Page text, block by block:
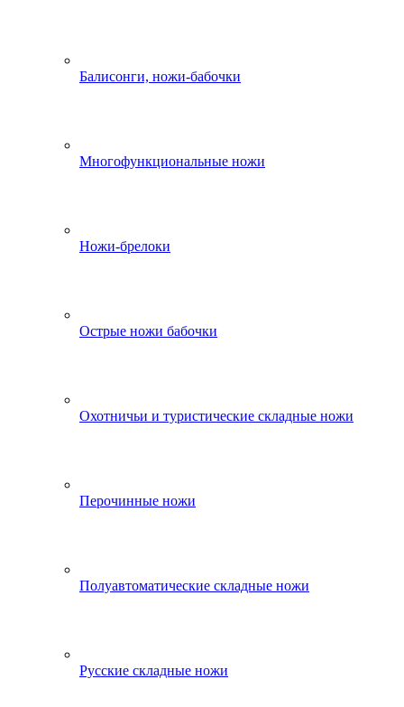
Балисонги, ножи-бабочки
Многофункциональные ножи
Ножи-брелоки
Острые ножи бабочки
Охотничьи и туристические складные ножи
Перочинные ножи
Полуавтоматические складные ножи
Русские складные ножи